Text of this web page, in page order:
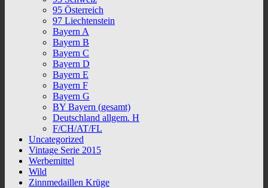
95 Österreich
97 Liechtenstein
Bayern A
Bayern B
Bayern C
Bayern D
Bayern E
Bayern F
Bayern G
BY Bayern (gesamt)
Deutschland allgem. H
F/CH/AT/FL
Uncategorized
Vintage Serie 2015
Werbemittel
Wild
Zinnmedaillen Krüge